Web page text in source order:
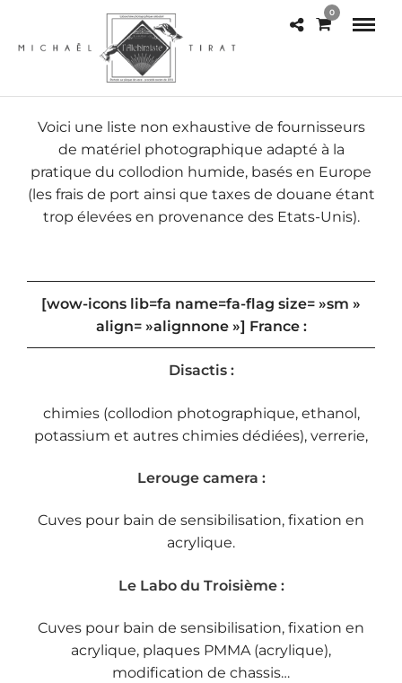
0
Voici une liste non exhaustive de fournisseurs
de matériel photographique adapté à la
pratique du collodion humide, basés en Europe
(les frais de port ainsi que taxes de douane étant
trop élevées en provenance des Etats-Unis).
[wow-icons lib=fa name=fa-flag size= »sm »
align= »alignnone »] France :
Disactis :
chimies (collodion photographique, ethanol,
potassium et autres chimies dédiées), verrerie,
Lerouge camera :
Cuves pour bain de sensibilisation, fixation en
acrylique.
Le Labo du Troisième :
Cuves pour bain de sensibilisation, fixation en
acrylique, plaques PMMA (acrylique),
modification de chassis…